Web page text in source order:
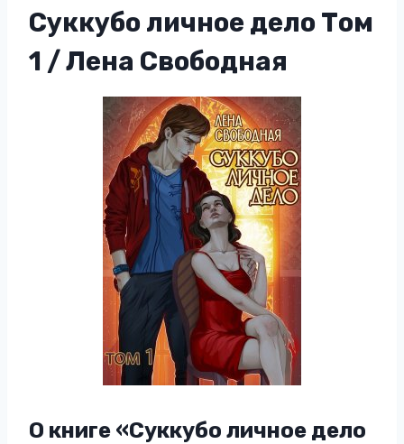
Суккубо личное дело Том
1 / Лена Свободная
О книге «Суккубо личное дело